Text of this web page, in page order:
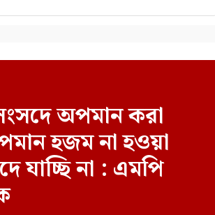
অপমান করা
হজম না হওয়া
যাচ্ছি না : এমপি